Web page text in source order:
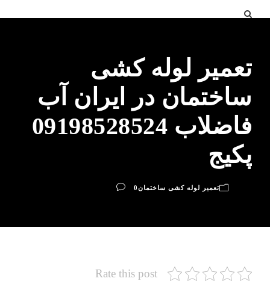
تعمیر لوله کشی
ساختمان در ایران آب
فاضلاب 09198528524
پکیج
تعمیر لوله کشی ساختمان0
Rate this post